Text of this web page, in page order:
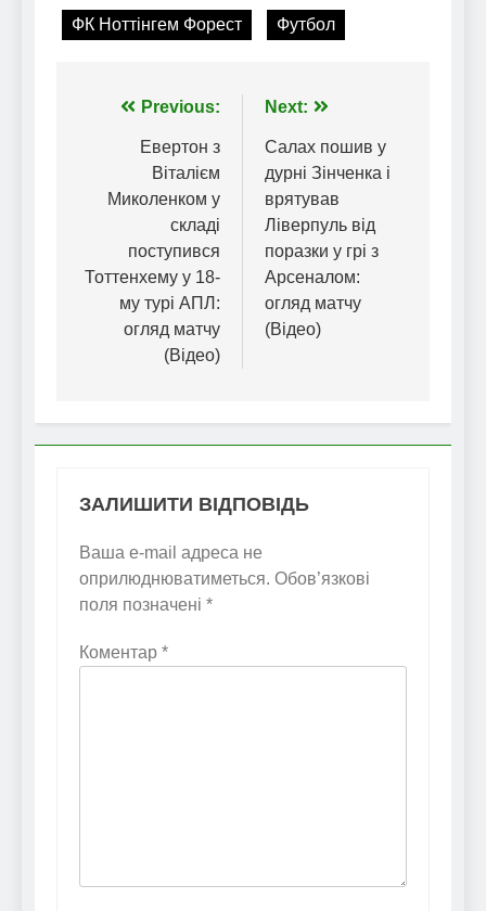
ФК Ноттінгем Форест Футбол
Навігація
записів
Previous:
Евертон з
Віталієм
Миколенком у
складі
поступився
Тоттенхему у 18-
му турі АПЛ:
огляд матчу
(Відео)
Next:
Салах пошив у
дурні Зінченка і
врятував
Ліверпуль від
поразки у грі з
Арсеналом:
огляд матчу
(Відео)
ЗАЛИШИТИ ВІДПОВІДЬ
Ваша e-mail адреса не
оприлюднюватиметься. Обов’язкові
поля позначені *
Коментар *